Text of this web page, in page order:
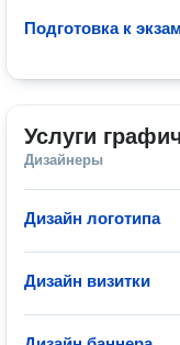
Подготовка к
Услуги
Дизайнеры
Дизайн логотипа
Дизайн визитки